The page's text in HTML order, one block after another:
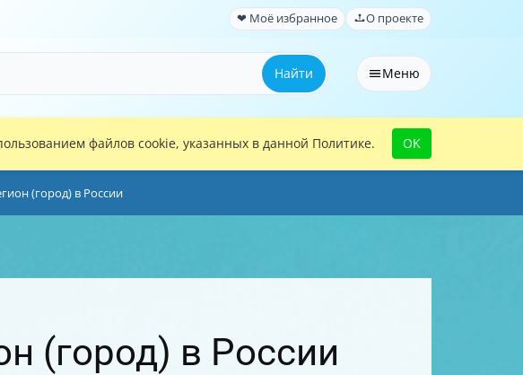
❤ Моё избранное О проекте
Найти Меню
файлов cookie, указанных в данной Политике. OK
(город) в России
(город) в России